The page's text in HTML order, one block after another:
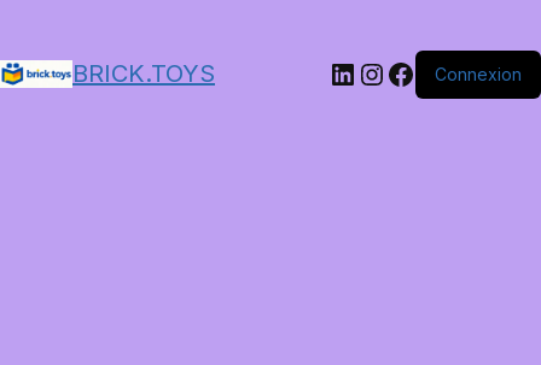
BRICK.TOYS LinkedIn
Instagram
Facebook
Connexion